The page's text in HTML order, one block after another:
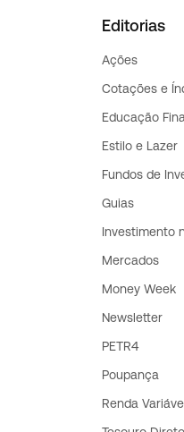
Editorias
Ações
Cotações e
Educação
Estilo e Lazer
Fundos de
Guias
Investimento
Mercados
Money Week
Newsletter
PETR4
Poupança
Renda